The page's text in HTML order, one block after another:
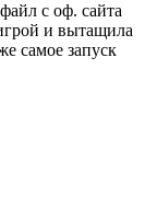
с оф. сайта
и вытащила
самое запуск